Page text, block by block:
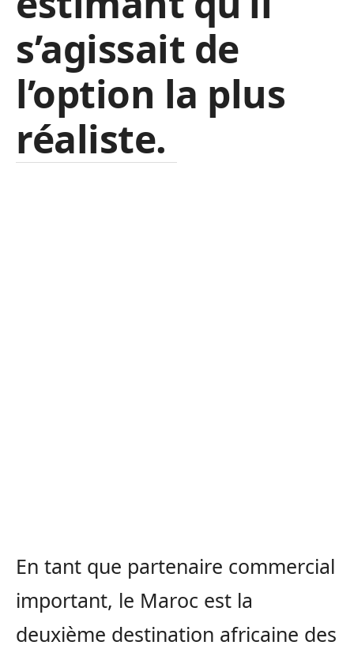
s’agissait de
l’option la plus
réaliste.
En tant que partenaire commercial
important, le Maroc est la
deuxième destination africaine des